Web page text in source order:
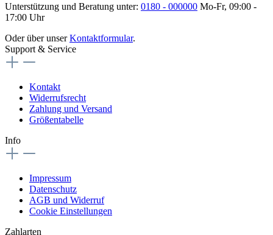
Unterstützung und Beratung unter: 0180 - 000000 Mo-Fr, 09:00 -
17:00 Uhr
Oder über unserKontaktformular.
Support & Service
Kontakt
Widerrufsrecht
Zahlung und Versand
Größentabelle
Info
Impressum
Datenschutz
AGB und Widerruf
Cookie Einstellungen
Zahlarten